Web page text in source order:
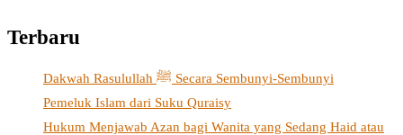
Terbaru
Dakwah Rasulullah ﷺ Secara Sembunyi-Sembunyi
Pemeluk Islam dari Suku Quraisy
Hukum Menjawab Azan bagi Wanita yang Sedang Haid atau